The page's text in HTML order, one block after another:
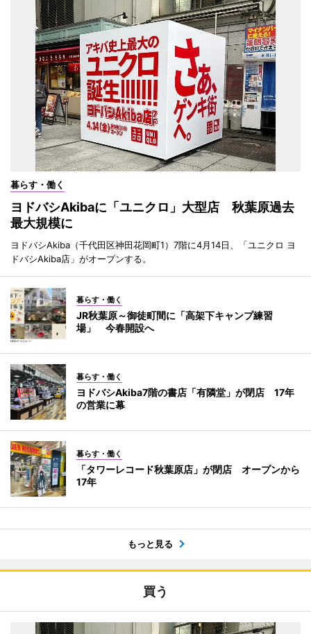
暮らす・働く
ヨドバシAkibaに「ユニクロ」大型店 秋葉原過去
最大規模に
ヨドバシAkiba（千代田区神田花岡町1）7階に4月14日、「ユニクロ ヨ
ドバシAkiba店」がオープンする。
暮らす・働く
JR秋葉原～御徒町間に「高架下キャンプ練習
場」 今春開設へ
暮らす・働く
ヨドバシAkiba7階の書店「有隣堂」が閉店 17年
の営業に幕
暮らす・働く
「タワーレコード秋葉原店」が閉店 オープンから
17年
もっと見る
買う